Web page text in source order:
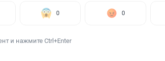
0 0
и нажмите Ctrl+Enter